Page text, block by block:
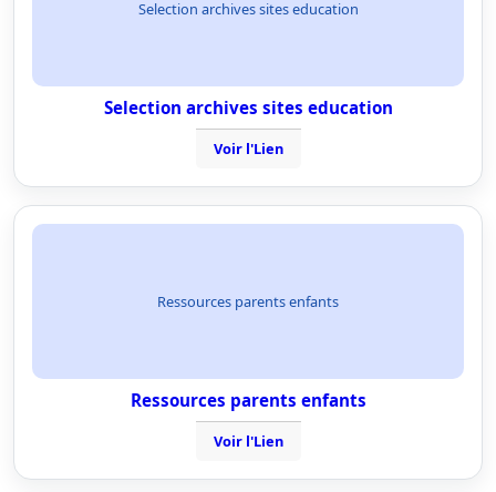
Selection archives sites education
Selection archives sites education
Voir l'Lien
Ressources parents enfants
Ressources parents enfants
Voir l'Lien